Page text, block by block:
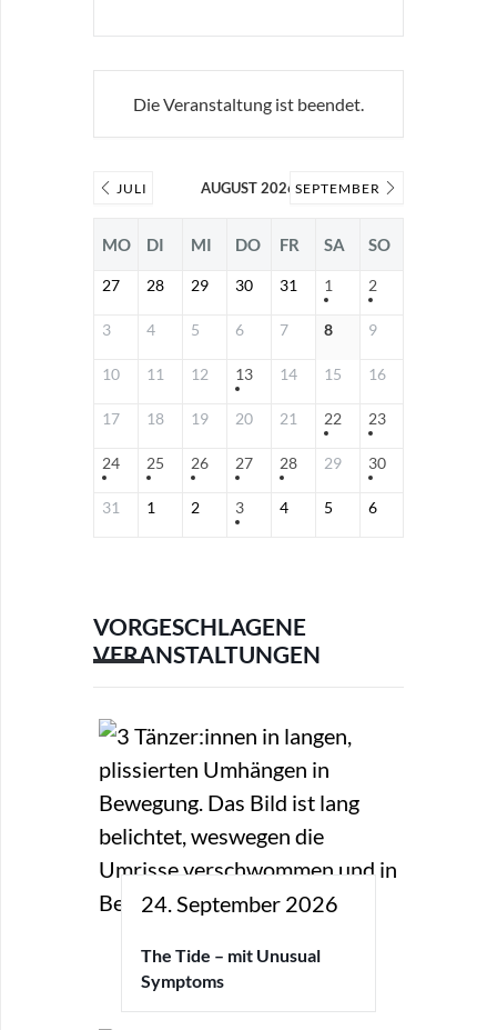
Die Veranstaltung ist beendet.
JULI AUGUST 2026SEPTEMBER
MO DI MI DO FR SA SO
27 28 29 30 31 1 2
3 4 5 6 7 8 9
10 11 12 13 14 15 16
17 18 19 20 21 22 23
24 25 26 27 28 29 30
31 1 2 3 4 5 6
VORGESCHLAGENE
VERANSTALTUNGEN
24. September 2026
The Tide – mit Unusual
Symptoms